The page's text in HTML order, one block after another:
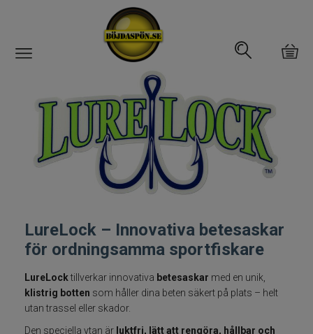
Interfiske
Spön
Fiskedrag
LureLock – Innovativa betesaskar
för ordningsamma sportfiskare
LureLocktillverkar innovativa betesaskar med en unik,
klistrig botten som håller dina beten säkert på plats – helt
utan trassel eller skador.
Den speciella ytan är luktfri, lätt att rengöra, hållbar och